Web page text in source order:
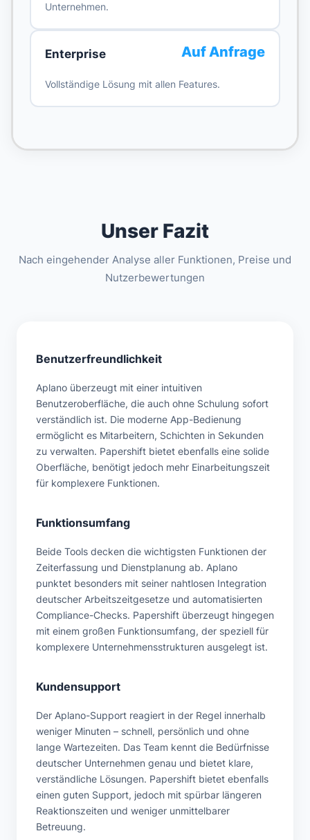
Unternehmen.
Enterprise Auf Anfrage
Vollständige Lösung mit allen Features.
Unser Fazit
Nach eingehender Analyse aller Funktionen, Preise und
Nutzerbewertungen
Benutzerfreundlichkeit
Aplano überzeugt mit einer intuitiven
Benutzeroberfläche, die auch ohne Schulung sofort
verständlich ist. Die moderne App-Bedienung
ermöglicht es Mitarbeitern, Schichten in Sekunden
zu verwalten. Papershift bietet ebenfalls eine solide
Oberfläche, benötigt jedoch mehr Einarbeitungszeit
für komplexere Funktionen.
Funktionsumfang
Beide Tools decken die wichtigsten Funktionen der
Zeiterfassung und Dienstplanung ab. Aplano
punktet besonders mit seiner nahtlosen Integration
deutscher Arbeitszeitgesetze und automatisierten
Compliance-Checks. Papershift überzeugt hingegen
mit einem großen Funktionsumfang, der speziell für
komplexere Unternehmensstrukturen ausgelegt ist.
Kundensupport
Der Aplano-Support reagiert in der Regel innerhalb
weniger Minuten – schnell, persönlich und ohne
lange Wartezeiten. Das Team kennt die Bedürfnisse
deutscher Unternehmen genau und bietet klare,
verständliche Lösungen. Papershift bietet ebenfalls
einen guten Support, jedoch mit spürbar längeren
Reaktionszeiten und weniger unmittelbarer
Betreuung.